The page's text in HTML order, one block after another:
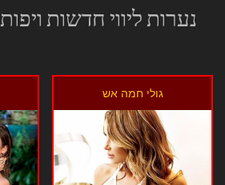
נערות ליווי חדשות
גולי חמה אש